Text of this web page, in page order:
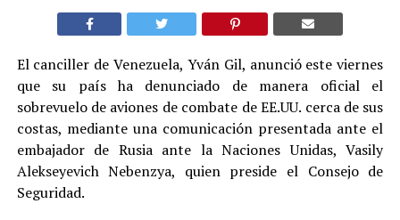
El canciller de Venezuela, Yván Gil, anunció este viernes
que su país ha denunciado de manera oficial el
sobrevuelo de aviones de combate de EE.UU. cerca de sus
costas, mediante una comunicación presentada ante el
embajador de Rusia ante la Naciones Unidas, Vasily
Alekseyevich Nebenzya, quien preside el Consejo de
Seguridad.